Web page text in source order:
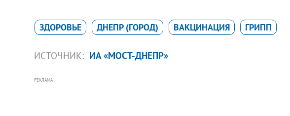
ЗДОРОВЬЕ ДНЕПР (ГОРОД) ВАКЦИНАЦИЯ ГРИПП
ИСТОЧНИК: ИА «МОСТ-ДНЕПР»
РЕКЛАМА